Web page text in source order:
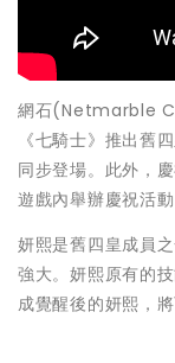
網石(Netmarble
《七騎士》推出舊
同步登場。此外，
遊戲內舉辦慶祝活
妍熙是舊四皇成員
強大。妍熙原有的
成覺醒後的妍熙，